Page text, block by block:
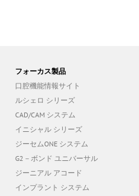
フォーカス製品
口腔機能情報サイト
ルシェロ シリーズ
CAD/CAM システム
イニシャル シリーズ
ジーセムONE システム
G2－ボンド ユニバーサル
ジーニアル アコード
インプラント システム